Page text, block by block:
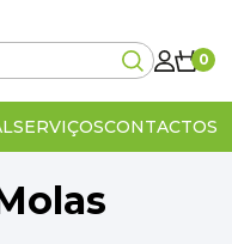
0
SERVIÇOSCONTACTOS